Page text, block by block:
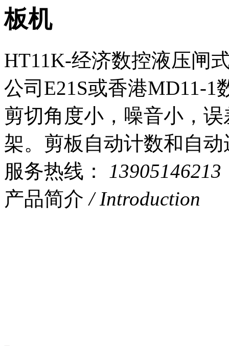
板机
HT11K-经济数控液压闸
公司E21S或香港MD11-
剪切角度小，噪音小，
架。剪板自动计数和自
服务热线：
13905146213
产品简介 / Introduction